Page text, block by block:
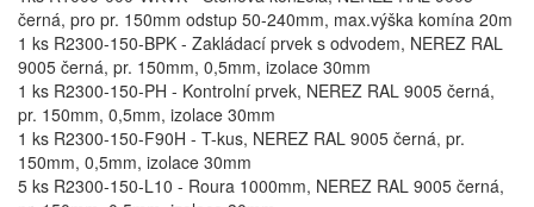
černá, pro pr. 150mm odstup 50-240mm, max.výška komína 20m
1 ks R2300-150-BPK - Zakládací prvek s odvodem, NEREZ RAL
9005 černá, pr. 150mm, 0,5mm, izolace 30mm
1 ks R2300-150-PH - Kontrolní prvek, NEREZ RAL 9005 černá,
pr. 150mm, 0,5mm, izolace 30mm
1 ks R2300-150-F90H - T-kus, NEREZ RAL 9005 černá, pr.
150mm, 0,5mm, izolace 30mm
5 ks R2300-150-L10 - Roura 1000mm, NEREZ RAL 9005 černá,